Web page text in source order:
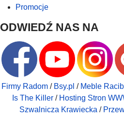
Promocje
ODWIEDŹ NAS NA
Firmy Radom/ Bsy.pl / Meble
Is The Killer/ Hosting Stron
Szwalnicza Krawiecka /